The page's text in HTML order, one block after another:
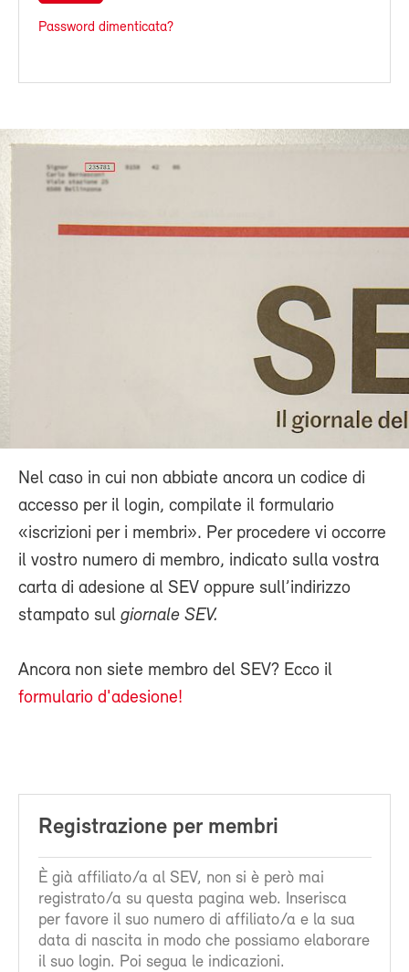
Password dimenticata?
Nel caso in cui non abbiate ancora un codice di
accesso per il login, compilate il formulario
«iscrizioni per i membri». Per procedere vi occorre
il vostro numero di membro, indicato sulla vostra
carta di adesione al SEV oppure sull’indirizzo
stampato sul giornale SEV.
Ancora non siete membro del SEV? Ecco il
formulario d'adesione!
Registrazione per membri
È già affiliato/a al SEV, non si è però mai
registrato/a su questa pagina web. Inserisca
per favore il suo numero di affiliato/a e la sua
data di nascita in modo che possiamo elaborare
il suo login. Poi segua le indicazioni.